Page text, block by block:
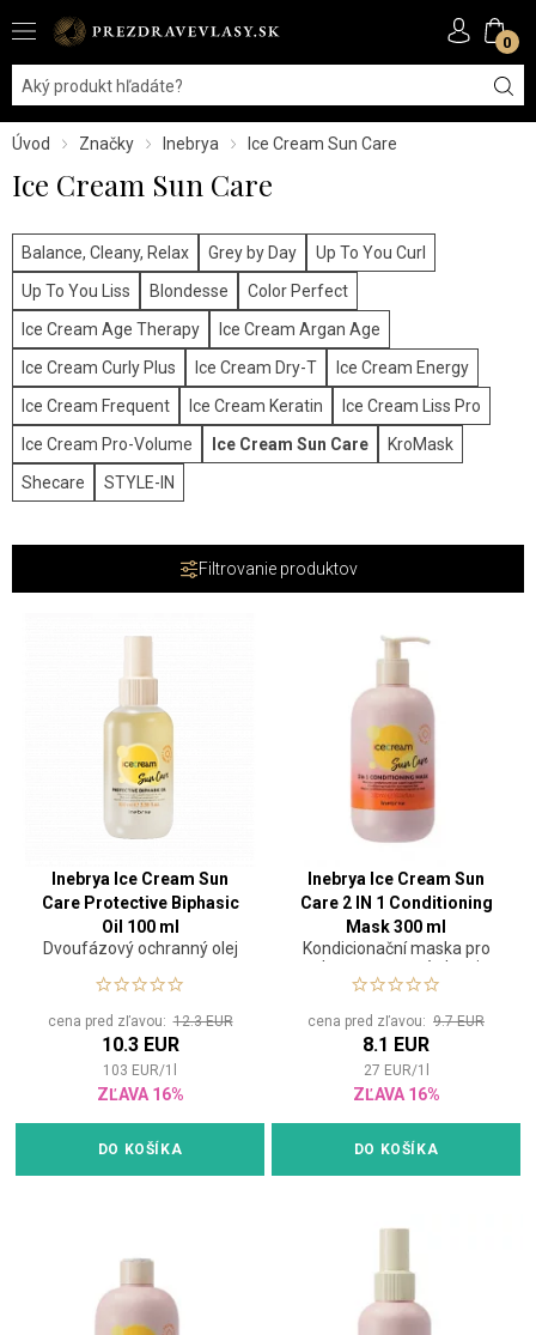
0
Úvod Značky Inebrya Ice Cream Sun Care
Ice Cream Sun Care
Balance, Cleany, Relax Grey by Day
Up To You Curl
Up To You Liss
Blondesse
Color Perfect
Ice Cream Age Therapy
Ice Cream Argan Age
Ice Cream Curly Plus
Ice Cream Dry-T
Ice Cream Energy
Ice Cream Frequent
Ice Cream Keratin
Ice Cream Liss Pro
Ice Cream Pro-Volume
Ice Cream Sun Care
KroMask
Shecare
STYLE-IN
Filtrovanie produktov
Inebrya Ice Cream Sun
Care Protective Biphasic
Oil 100 ml
Dvoufázový ochranný olej
cena pred zľavou:12.3 EUR
10.3 EUR
103 EUR/1
ZĽAVA 16%
DO KOŠÍKA
Inebrya Ice Cream Sun
Care 2 IN 1 Conditioning
Mask 300 ml
Kondicionační maska pro
vlasy vystavené slunci
cena pred zľavou: 9.7 EUR
8.1 EUR
27 EUR/1
ZĽAVA 16%
DO KOŠÍKA